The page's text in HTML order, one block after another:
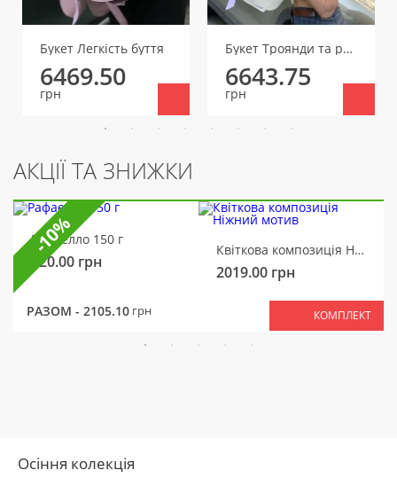
Букет Легкість буття
6469.50
грн
Букет Троянди та ромашки
6643.75
грн
АКЦІЇ ТА ЗНИЖКИ
Рафаелло 150 г
320.00 грн
Квіткова композиція Ніжний мотив
2019.00 грн
РАЗОМ - 2105.10 грн КОМПЛЕКТ
-10%
Осіння колекція